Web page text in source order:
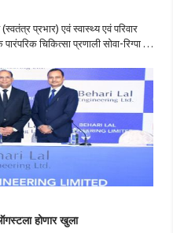
प्रभार) एवं स्वास्थ्य एवं परिवार
होणार खुला